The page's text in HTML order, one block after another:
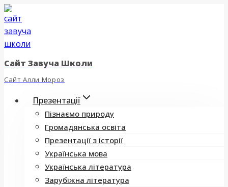
Перейти
до
вмісту
Сайт Завуча Школи
Сайт Алли Мороз
Презентації
Пізнаємо природу
Громадянська освіта
Презентації з історії
Українська мова
Українська література
Зарубіжна література